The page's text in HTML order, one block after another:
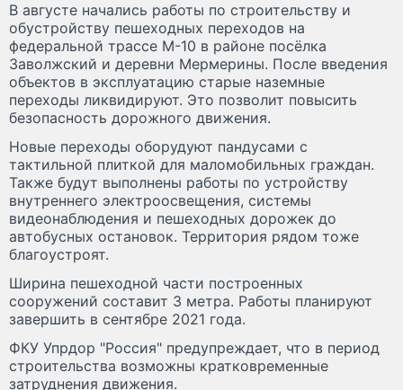
В августе начались работы по строительству и
обустройству пешеходных переходов на
федеральной трассе М-10 в районе посёлка
Заволжский и деревни Мермерины. После введения
объектов в эксплуатацию старые наземные
переходы ликвидируют. Это позволит повысить
безопасность дорожного движения.
Новые переходы оборудуют пандусами с
тактильной плиткой для маломобильных граждан.
Также будут выполнены работы по устройству
внутреннего электроосвещения, системы
видеонаблюдения и пешеходных дорожек до
автобусных остановок. Территория рядом тоже
благоустроят.
Ширина пешеходной части построенных
сооружений составит 3 метра. Работы планируют
завершить в сентябре 2021 года.
ФКУ Упрдор "Россия" предупреждает, что в период
строительства возможны кратковременные
затруднения движения.